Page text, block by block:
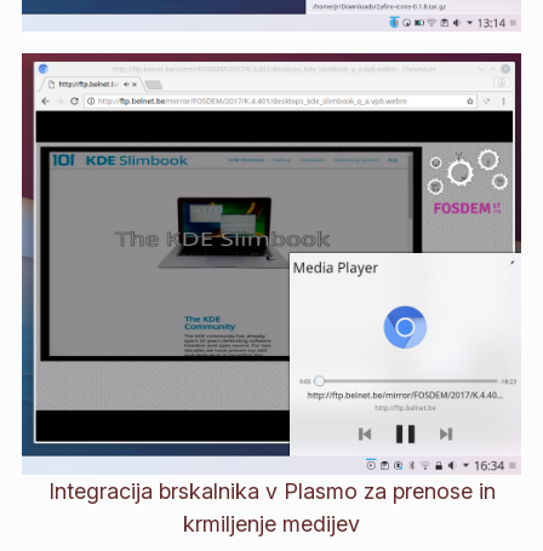
Integracija brskalnika v Plasmo za prenose in
krmiljenje medijev